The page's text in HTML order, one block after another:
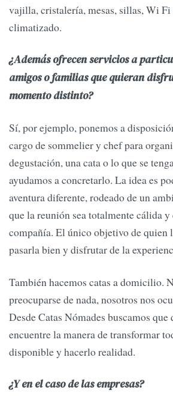
vajilla, cristalería, mesas, sillas, Wi
climatizado.
¿Además ofrecen servicios a
amigos o familias que quieran
momento distinto?
Sí, por ejemplo, ponemos a
cargo de sommelier y chef para
degustación, una cata o lo que se
ayudamos a concretarlo. La idea es
aventura diferente, rodeado de un
que la reunión sea totalmente cálida
compañía. El único objetivo de quien
pasarla bien y disfrutar de la
También hacemos catas a domicilio.
preocuparse de nada, nosotros nos
Desde Catas Nómades buscamos
encuentre la manera de transformar
disponible y hacerlo realidad.
¿Y en el caso de las empresas?